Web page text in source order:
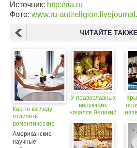
Источник: http://ria.ru
Фото: www.ru-
ЧИТАЙТЕ ТАКЖЕ
Как по взгляду
отличить
романтические
чувства от
сексуального
желания?
Американские
научные
У православных
верующих
начался Великий